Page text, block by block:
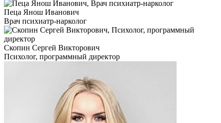
Пеца Янош Иванович
Врач психиатр-нарколог
Скопин Сергей Викторович
Психолог, программный директор